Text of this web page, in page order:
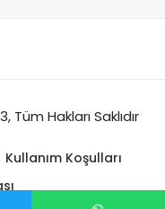
Hakları Saklıdır
Kullanım Koşulları